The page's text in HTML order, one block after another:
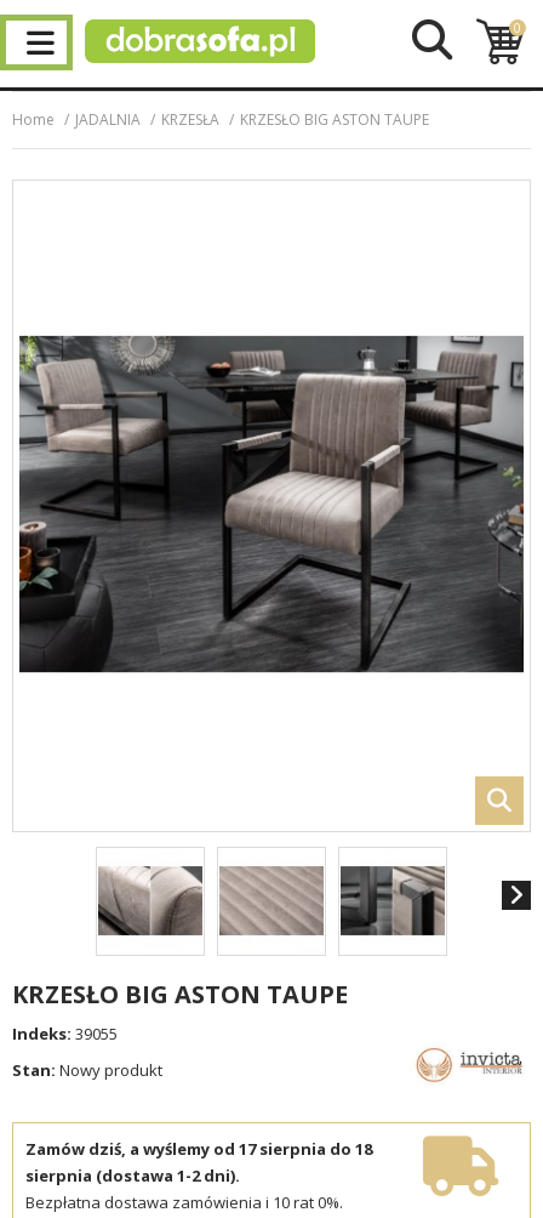
0
Home JADALNIA KRZESŁA KRZESŁO BIG ASTON TAUPE
KRZESŁO BIG ASTON TAUPE
Indeks: 39055
Stan: Nowy produkt
Zamów dziś, a wyślemy od 17 sierpnia do 18
sierpnia (dostawa 1-2 dni).
Bezpłatna dostawa zamówienia i 10 rat 0%.